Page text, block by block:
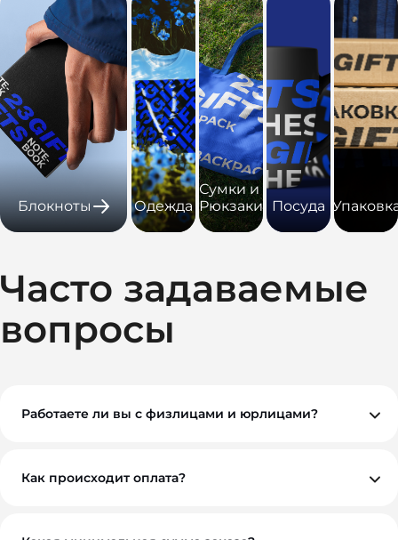
Блокноты Одежда
Сумки и
Рюкзаки Посуда
Часто задаваемые
вопросы
Работаете ли вы с физлицами и юрлицами?
Как происходит оплата?
обсудим индивидуально. Для оптовых и